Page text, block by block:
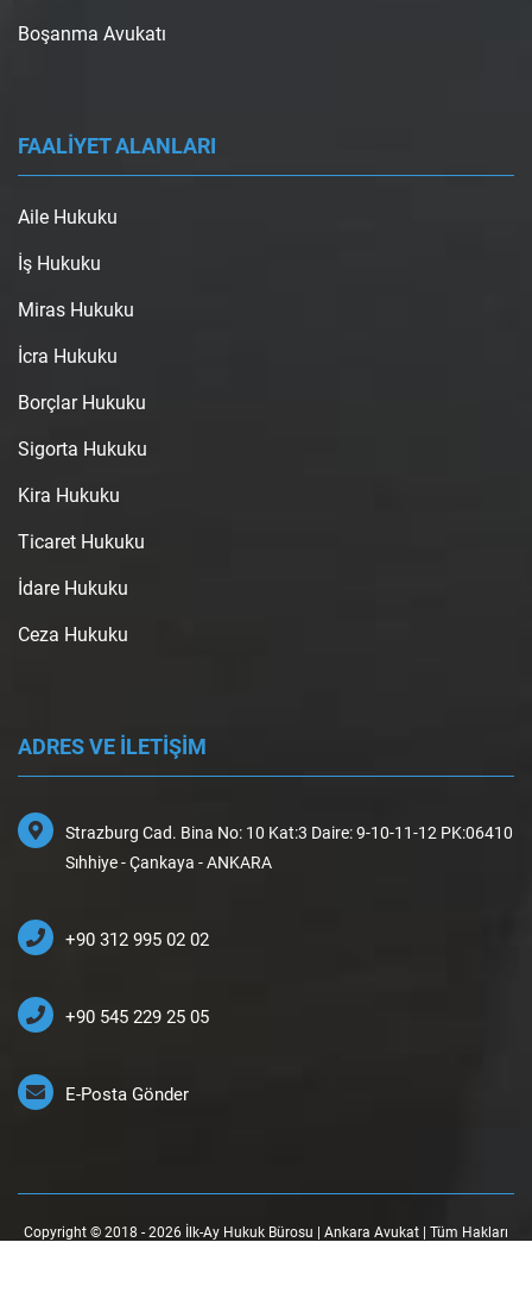
Boşanma Avukatı
FAALİYET ALANLARI
Aile Hukuku
İş Hukuku
Miras Hukuku
İcra Hukuku
Borçlar Hukuku
Sigorta Hukuku
Kira Hukuku
Ticaret Hukuku
İdare Hukuku
Ceza Hukuku
ADRES VE İLETİŞİM
Strazburg Cad. Bina No: 10 Kat:3 Daire: 9-10-11-12 PK:06410
Sıhhiye - Çankaya - ANKARA
+90 312 995 02 02
+90 545 229 25 05
E-Posta Gönder
Copyright © 2018 - 2026 İlk-Ay Hukuk Bürosu | Ankara Avukat | Tüm Hakları